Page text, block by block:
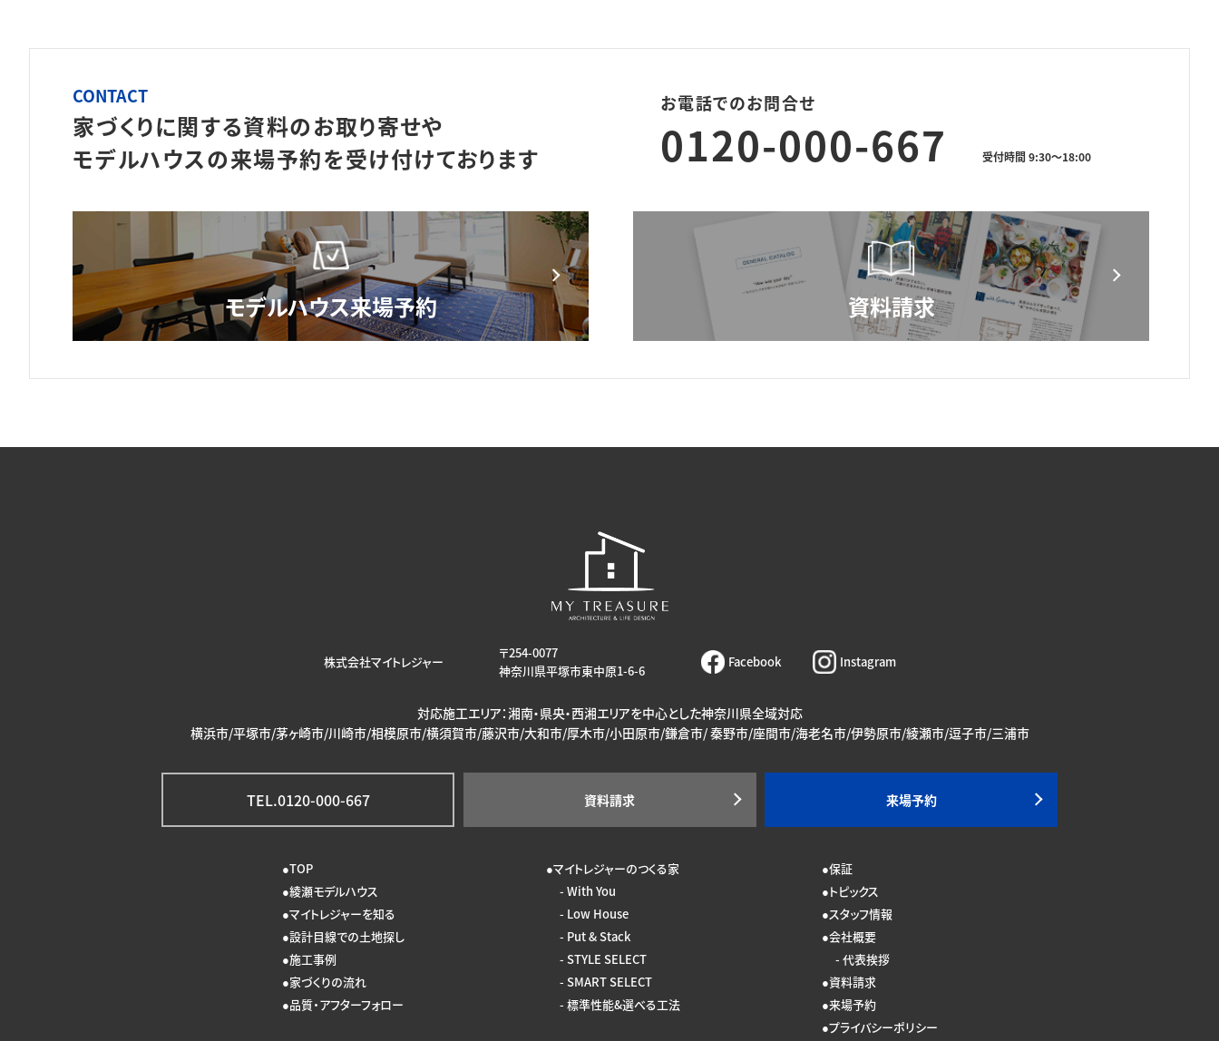
CONTACT
家づくりに関する資料のお取り寄せや
モデルハウスの来場予約を受け付けております
お電話でのお問合せ
0120-000-667 受付時間 9:30～18:00
株式会社マイトレジャー
〒254-0077
神奈川県平塚市東中原1-6-6
Facebook Instagram
対応施工エリア：湘南・県央・西湘エリアを中心とした神奈川県全域対応
横浜市/平塚市/茅ヶ崎市/川崎市/相模原市/横須賀市/藤沢市/大和市/厚木市/小田原市/鎌倉市/ 秦野市/座間市/海老名市/伊勢原市/綾瀬市/逗子市/三浦市
TEL.0120-000-667 資料請求 来場予約
TOP
綾瀬モデルハウス
マイトレジャーを知る
設計目線での土地探し
施工事例
家づくりの流れ
品質・アフターフォロー
マイトレジャーのつくる家
With You
Low House
Put & Stack
STYLE SELECT
SMART SELECT
標準性能&選べる工法
保証
トピックス
スタッフ情報
会社概要
代表挨拶
資料請求
来場予約
プライバシーポリシー